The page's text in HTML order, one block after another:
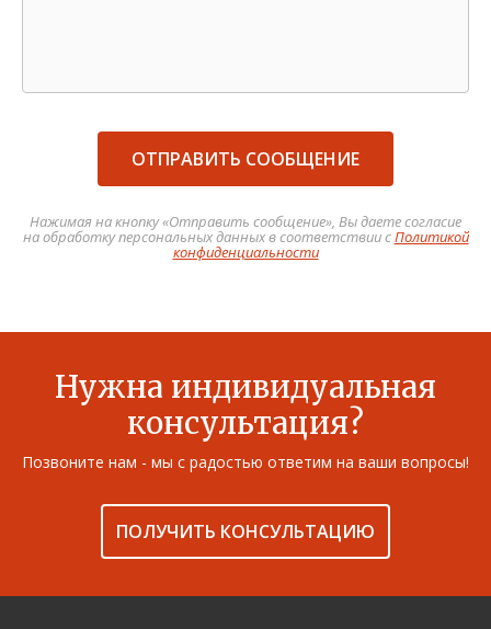
ОТПРАВИТЬ СООБЩЕНИЕ
Нажимая на кнопку «Отправить сообщение», Вы даете согласие
на обработку персональных данных в соответствии сПолитикой
конфиденциальности
Нужна индивидуальная
консультация?
Позвоните нам - мы с радостью ответим на ваши вопросы!
ПОЛУЧИТЬ КОНСУЛЬТАЦИЮ